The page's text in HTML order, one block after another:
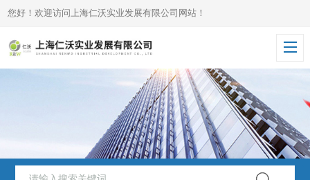
您好！欢迎访问上海仁沃实业发展有限公司网站！